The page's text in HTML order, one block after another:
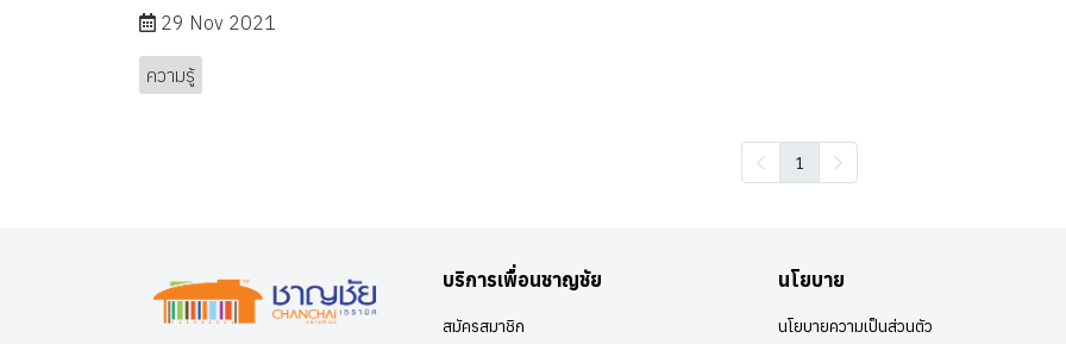
29 Nov 2021
ความรู้
1
บริการเพื่อนชาญชัย
สมัครสมาชิก
นโยบาย
นโยบายความเป็นส่วนตัว